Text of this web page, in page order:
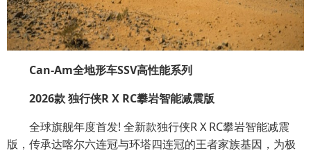
Can-Am全地形车SSV高性能系列
2026款 独行侠R X RC攀岩智能减震版
全球旗舰年度首发! 全新款独行侠R X RC攀岩智能减震
版，传承达喀尔六连冠与环塔四连冠的王者家族基因，为极